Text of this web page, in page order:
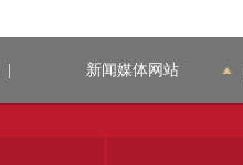
新闻媒体网站